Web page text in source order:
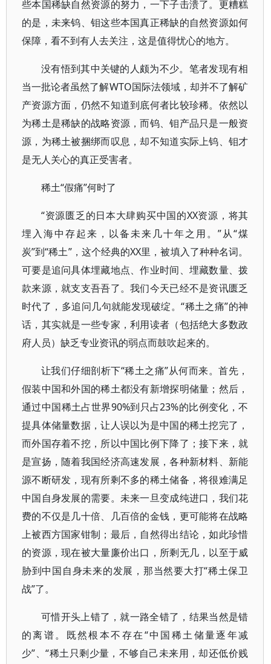
些本国稀缺自然资源的努力，一下子击溃了。更糟糕
的是，未来钨、钼这些本国真正稀缺的自然资源如何
保障，看不到有人去关注，这是值得忧心的地方。
没有悟到其中关键的人颇为不少。笔者发现有相
当一批论者虽然了解WTO国际法领域，却并不了解矿
产资源方面，仍然不知道到底何者比较珍稀。依然以
为稀土是稀缺的战略资源，而钨、钼产品只是一般资
源，为稀土被捆绑而叹息，却不知道实际上钨、钼才
是无人关心的真正受害者。
稀土“假痛”何时了
“资源匮乏的日本大肆购买中国的XX资源，将其
埋入海中存起来，以备未来几十年之用。”从“煤
炭”到“稀土”，这个经典的XX里，被填入了种种名词。
可要是追问具体埋藏地点、作业时间、埋藏数量、拨
款来源，就支支吾吾了。我们今天已经不是资讯匮乏
时代了，多追问几句就能发现破绽。“稀土之痛”的神
话，其实就是一些专家，利用读者（包括绝大多数政
府人员）缺乏专业资讯的弱点而鼓吹起来的。
让我们仔细剖析下“稀土之痛”从何而来。首先，
假装中国和外国的稀土都没有新增探明储量；然后，
通过中国稀土占世界90%到只占23%的比例变化，不
提具体储量数据，让人误以为是中国的稀土挖完了，
而外国存着不挖，所以中国比例下降了；接下来，就
是宣扬，随着我国经济高速发展，各种新材料、新能
源不断研发，现有所剩不多的稀土储备，将很难满足
中国自身发展的需要。未来一旦变成纯进口，我们花
费的不仅是几十倍、几百倍的金钱，更可能将在战略
上被西方国家钳制；最后，自然得出结论，如此珍惜
的资源，现在被大量廉价出口，所剩无几，以至于威
胁到中国自身未来的发展，那当然要大打“稀土保卫
战”了。
可惜开头上错了，就一路全错了，结果当然是错
的离谱。既然根本不存在“中国稀土储量逐年减
少”、“稀土只剩少量，不够自己未来用，却还低价贱